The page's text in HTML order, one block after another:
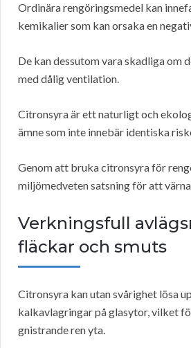
Ordinära rengöringsmedel kan
kemikalier som kan orsaka en
De kan dessutom vara skadliga om
med dålig ventilation.
Citronsyra är ett naturligt och
ämne som inte innebär identiska
Genom att bruka citronsyra för
miljömedveten satsning för att
Verkningsfull
fläckar och smuts
Citronsyra kan utan svårighet lösa
kalkavlagringar på glasytor, vilket
gnistrande ren yta.